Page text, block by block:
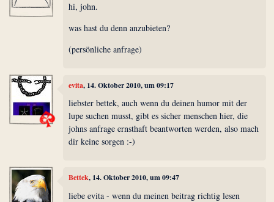
hi, john.
was hast du denn anzubieten?
(persönliche anfrage)
evita, 14. Oktober 2010, um 09:17
liebster bettek, auch wenn du deinen humor mit der
lupe suchen musst, gibt es sicher menschen hier, die
johns anfrage ernsthaft beantworten werden, also mach
dir keine sorgen :-)
Bettek, 14. Oktober 2010, um 09:47
liebe evita - wenn du meinen beitrag richtig lesen